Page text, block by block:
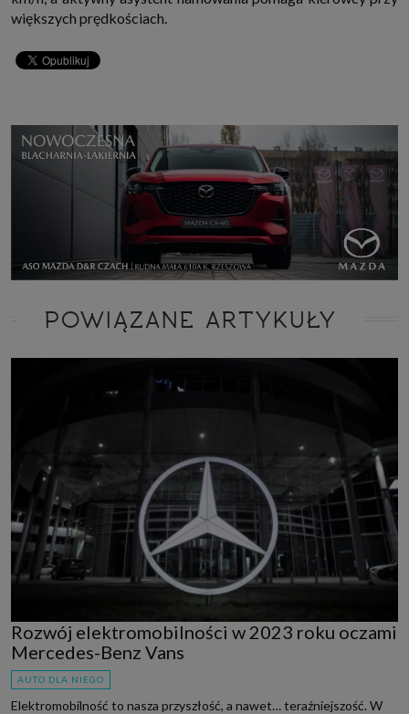
większych prędkościach.
POWIĄZANE ARTYKUŁY
Rozwój elektromobilności w 2023 roku oczami
Mercedes-Benz Vans
AUTO DLA NIEGO
Elektromobilność to nasza przyszłość, a nawet… teraźniejszość. W